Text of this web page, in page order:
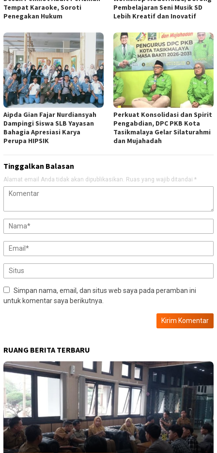
Tempat Karaoke, Soroti
Penegakan Hukum
Pembelajaran Seni Musik SD
Lebih Kreatif dan Inovatif
Aipda Gian Fajar Nurdiansyah
Dampingi Siswa SLB Yayasan
Bahagia Apresiasi Karya
Perupa HIPSIK
Perkuat Konsolidasi dan Spirit
Pengabdian, DPC PKB Kota
Tasikmalaya Gelar Silaturahmi
dan Mujahadah
Tinggalkan Balasan
Alamat email Anda tidak akan dipublikasikan. Ruas yang wajib ditandai *
Simpan nama, email, dan situs web saya pada peramban ini
untuk komentar saya berikutnya.
RUANG BERITA TERBARU